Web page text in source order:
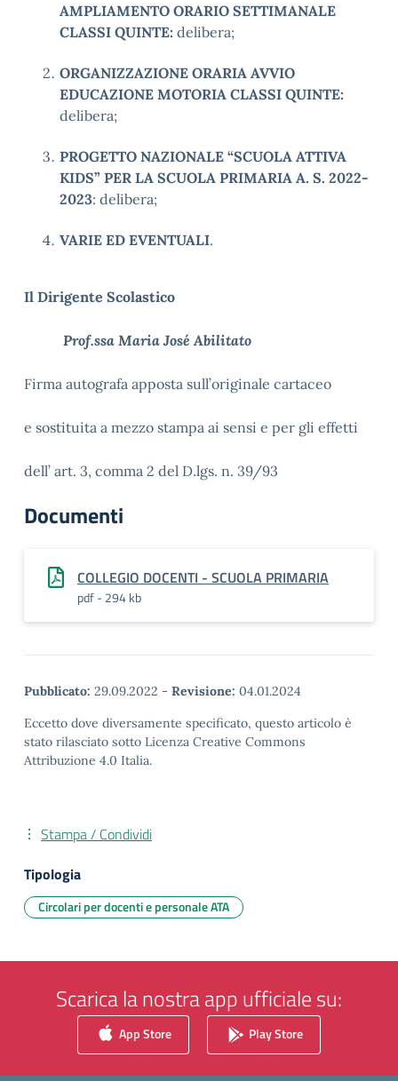
AMPLIAMENTO ORARIO SETTIMANALE
CLASSI QUINTE: delibera;
ORGANIZZAZIONE ORARIA AVVIO
EDUCAZIONE MOTORIA CLASSI QUINTE:
delibera;
PROGETTO NAZIONALE “SCUOLA ATTIVA
KIDS” PER LA SCUOLA PRIMARIA A. S. 2022-
2023: delibera;
VARIE ED EVENTUALI.
Il Dirigente Scolastico
Prof.ssa Maria José Abilitato
Firma autografa apposta sull’originale cartaceo
e sostituita a mezzo stampa ai sensi e per gli effetti
dell’ art. 3, comma 2 del D.lgs. n. 39/93
Documenti
COLLEGIO DOCENTI - SCUOLA PRIMARIA
pdf - 294 kb
Pubblicato: 29.09.2022 - Revisione: 04.01.2024
Eccetto dove diversamente specificato, questo articolo è
stato rilasciato sotto Licenza Creative Commons
Attribuzione 4.0 Italia.
Stampa / Condividi
Tipologia
Circolari per docenti e personale ATA
Scarica la nostra app ufficiale su:
App Store Play Store